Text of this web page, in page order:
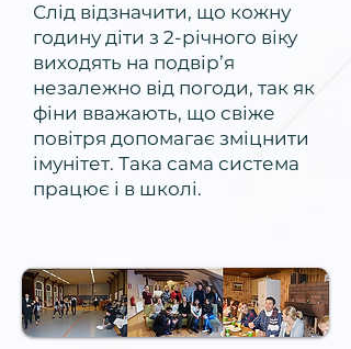
Слід відзначити, що кожну
годину діти з 2-річного віку
виходять на подвір’я
незалежно від погоди, так як
фіни вважають, що свіже
повітря допомагає зміцнити
імунітет. Така сама система
працює і в школі.